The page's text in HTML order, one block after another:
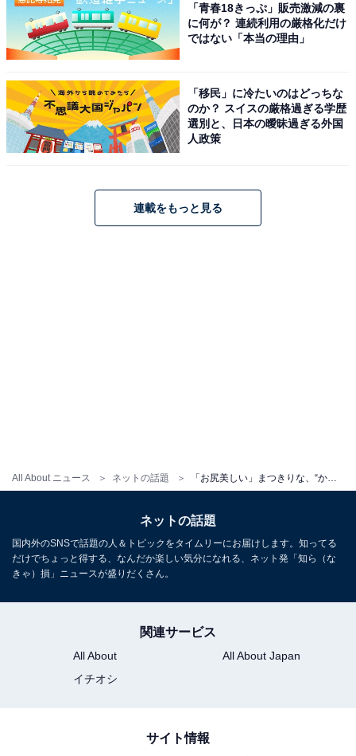
All About ニュース ネットの話題 「お尻美しい」まつきりな、“かなり攻めた衣装”布面積少なめ下着姿を披露！ 「直視出来ん」「本当にすごい」
「青春18きっぷ」販売激減の裏
に何が？ 連続利用の厳格化だけ
ではない「本当の理由」
「移民」に冷たいのはどっちな
のか？ スイスの厳格過ぎる学歴
選別と、日本の曖昧過ぎる外国
人政策
連載をもっと見る
ネットの話題
国内外のSNSで話題の人＆トピックをタイムリーにお届けします。知ってる
だけでちょっと得する、なんだか楽しい気分になれる、ネット発「知ら（な
きゃ）損」ニュースが盛りだくさん。
関連サービス
All About
All About Japan
イチオシ
サイト情報